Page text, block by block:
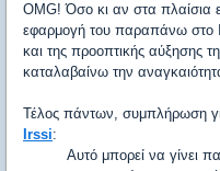
OMG! Όσο κι αν στα πλαίσια
εφαρμογή του παραπάνω στο
και της προοπτικής αύξησης
καταλαβαίνω την
Τέλος πάντων, συμπλήρωση
Irssi:
Αυτό μπορεί να γίνει